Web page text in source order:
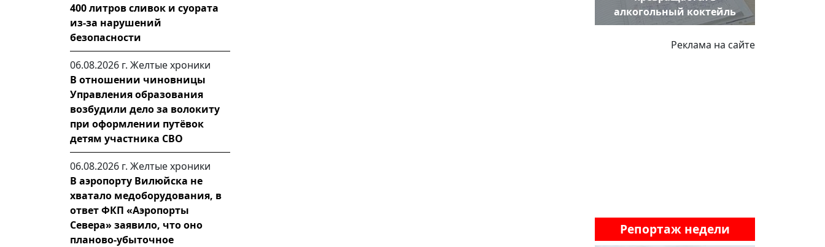
400 литров сливок и суората
из-за нарушений
безопасности
06.08.2026 г. Желтые хроники
В отношении чиновницы
Управления образования
возбудили дело за волокиту
при оформлении путёвок
детям участника СВО
06.08.2026 г. Желтые хроники
В аэропорту Вилюйска не
хватало медоборудования, в
ответ ФКП «Аэропорты
Севера» заявило, что оно
планово-убыточное
алкогольный коктейль
Реклама на сайте
Репортаж недели